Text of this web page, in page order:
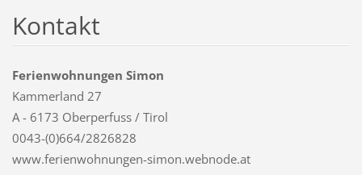
Kontakt
Ferienwohnungen Simon
Kammerland 27
A - 6173 Oberperfuss / Tirol
0043-(0)664/2826828
www.ferienwohnungen-simon.webnode.at